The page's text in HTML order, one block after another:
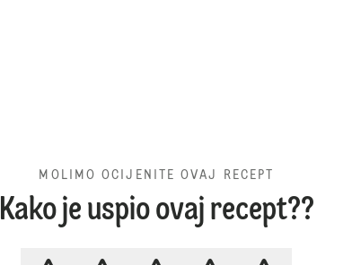
MOLIMO OCIJENITE OVAJ RECEPT
Kako je uspio ovaj recept??
MOLIMO OCIJENITE OVAJ